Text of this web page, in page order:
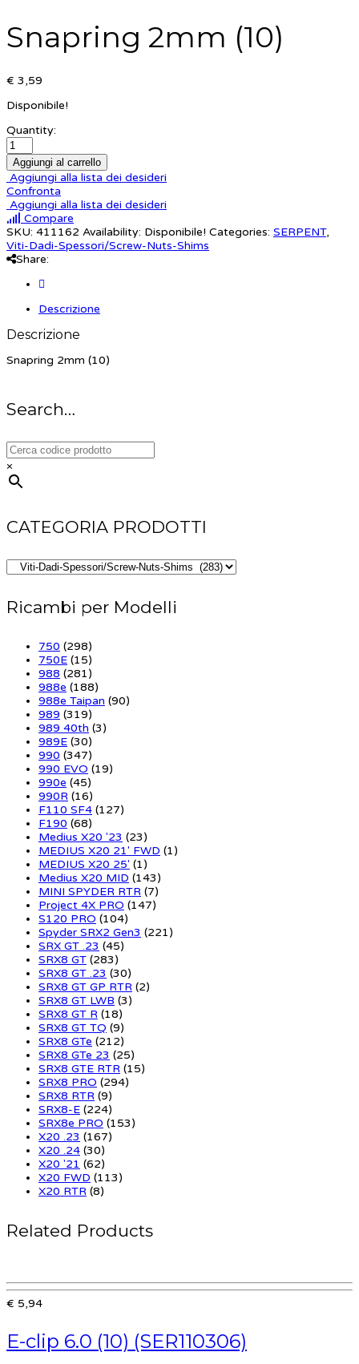
Snapring 2mm (10)
€ 3,59
Disponibile!
Quantity:
Aggiungi al carrello
Aggiungi alla lista dei desideri
Confronta
Aggiungi alla lista dei desideri
Compare
SKU: 411162 Availability: Disponibile! Categories: SERPENT,
Viti-Dadi-Spessori/Screw-Nuts-Shims
Share:
Descrizione
Descrizione
Snapring 2mm (10)
Search…
×
CATEGORIA PRODOTTI
Ricambi per Modelli
750 (298)
750E (15)
988 (281)
988e (188)
988e Taipan (90)
989 (319)
989 40th (3)
989E (30)
990 (347)
990 EVO (19)
990e (45)
990R (16)
F110 SF4 (127)
F190 (68)
Medius X20 '23 (23)
MEDIUS X20 21' FWD (1)
MEDIUS X20 25' (1)
Medius X20 MID (143)
MINI SPYDER RTR (7)
Project 4X PRO (147)
S120 PRO (104)
Spyder SRX2 Gen3 (221)
SRX GT .23 (45)
SRX8 GT (283)
SRX8 GT .23 (30)
SRX8 GT GP RTR (2)
SRX8 GT LWB (3)
SRX8 GT R (18)
SRX8 GT TQ (9)
SRX8 GTe (212)
SRX8 GTe 23 (25)
SRX8 GTE RTR (15)
SRX8 PRO (294)
SRX8 RTR (9)
SRX8-E (224)
SRX8e PRO (153)
X20 .23 (167)
X20 .24 (30)
X20 '21 (62)
X20 FWD (113)
X20 RTR (8)
Related Products
€ 5,94
E-clip 6.0 (10) (SER110306)